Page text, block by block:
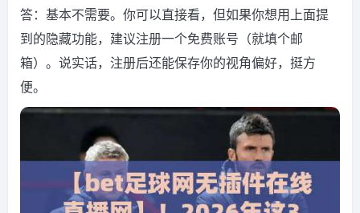
答：基本不需要。你可以直接看，但如果你想用上面提
到的隐藏功能，建议注册一个免费账号（就填个邮
箱）。说实话，注册后还能保存你的视角偏好，挺方
便。